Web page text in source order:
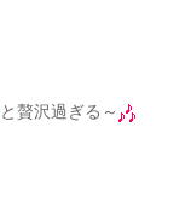
と贅沢過ぎる～